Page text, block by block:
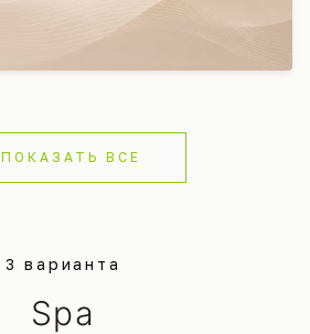
ПОКАЗАТЬ ВСЕ
3 варианта
Spa